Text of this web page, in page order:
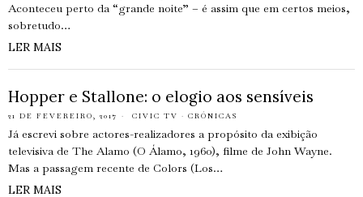
Aconteceu perto da “grande noite” – é assim que em certos meios,
sobretudo…
LER MAIS
Hopper e Stallone: o elogio aos sensíveis
21 DE FEVEREIRO, 2017 CIVIC TV · CRÓNICAS
Já escrevi sobre actores-realizadores a propósito da exibição
televisiva de The Alamo (O Álamo, 1960), filme de John Wayne.
Mas a passagem recente de Colors (Los…
LER MAIS